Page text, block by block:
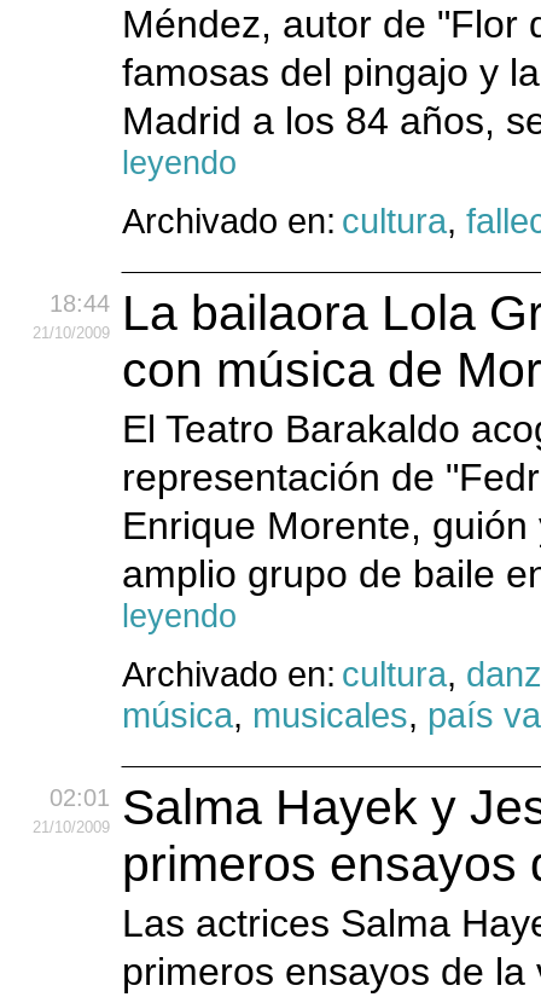
Méndez, autor de "Flor
famosas del pingajo y
Madrid a los 84 años,
leyendo
Archivado en: cultura,
18:44
21/10/2009
La bailaora Lola
con música de
El Teatro Barakaldo
representación de
Enrique Morente,
amplio grupo de baile
leyendo
Archivado en: cultura,
música, musicales, país
02:01
21/10/2009
Salma Hayek y
primeros ensayos
Las actrices Salma
primeros ensayos de